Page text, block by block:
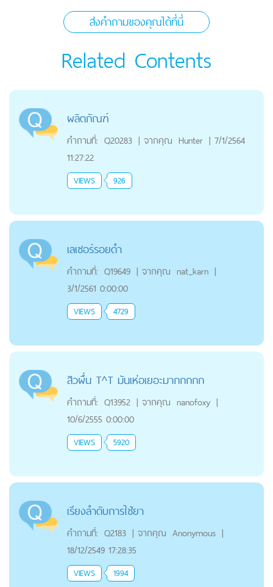
ส่งคำถามของคุณได้ที่นี่
Related Contents
ผลิตภัณฑ์
คำถามที่: Q20283 | จากคุณ Hunter | 7/1/2564
11:27:22
VIEWS 926
เลเซอร์รอยดำ
คำถามที่: Q19649 | จากคุณ nat_karn |
3/1/2561 0:00:00
VIEWS 4729
สิวผื่น T^T มันเห่อเยอะมากกกกก
คำถามที่: Q13952 | จากคุณ nanofoxy |
10/6/2555 0:00:00
VIEWS 5920
เรียงลำดับการใช้ยา
คำถามที่: Q2183 | จากคุณ Anonymous |
18/12/2549 17:28:35
VIEWS 1994